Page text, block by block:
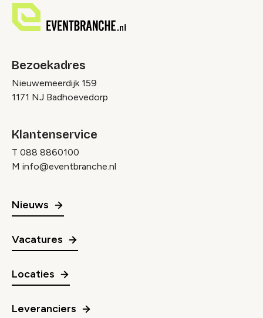
Bezoekadres
Nieuwemeerdijk 159
1171 NJ Badhoevedorp
Klantenservice
T 088 8860100
M info@eventbranche.nl
Nieuws
Vacatures
Locaties
Leveranciers